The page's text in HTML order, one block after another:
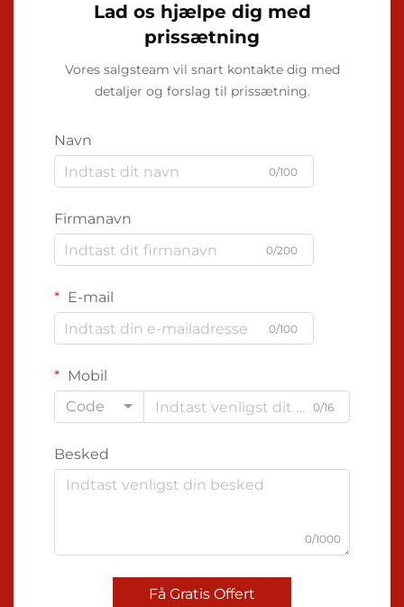
Lad os hjælpe dig med
prissætning
Vores salgsteam vil snart kontakte dig med
detaljer og forslag til prissætning.
Navn
0/100
Firmanavn
0/200
E-mail
0/100
Mobil
Code
0/16
Besked
0/1000
Få Gratis Offert